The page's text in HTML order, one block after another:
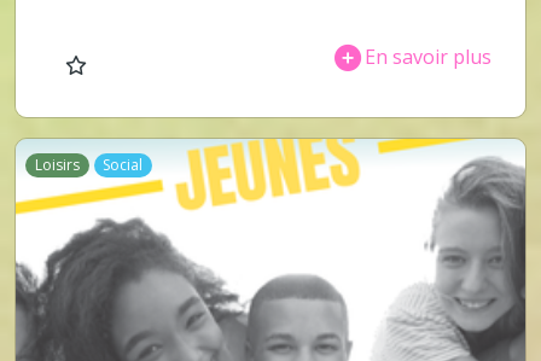
En savoir plus
Loisirs Social